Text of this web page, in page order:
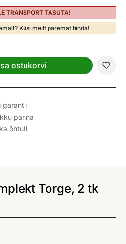
TRANSPORT TASUTA!
Küsi meilt paremat hinda!
ostukorvi
garantii
panna
õhtuti
Torge, 2 tk